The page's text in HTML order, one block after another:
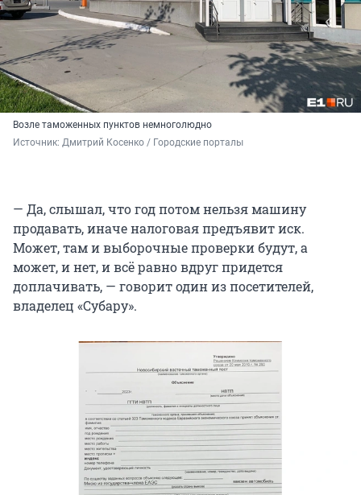
Возле таможенных пунктов немноголюдно
Источник: Дмитрий Косенко / Городские порталы
— Да, слышал, что год потом нельзя машину
продавать, иначе налоговая предъявит иск.
Может, там и выборочные проверки будут, а
может, и нет, и всё равно вдруг придется
доплачивать, — говорит один из посетителей,
владелец «Субару».